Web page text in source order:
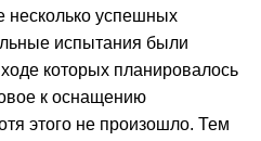
несколько успешных
испытания были
которых планировалось
к оснащению
этого не произошло. Тем